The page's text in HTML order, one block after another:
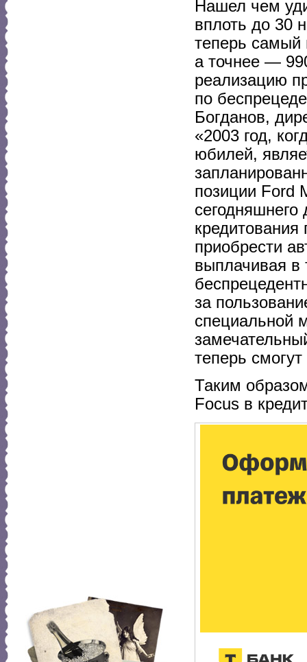
Нашел чем
вплоть до 30
теперь самый
а точнее —
реализацию
по
Богданов,
«2003 год,
юбилей,
позиции Ford
сегодняшнего
кредитования
приобрести
выплачивая в
за
специальной
теперь
Таким
Focus в